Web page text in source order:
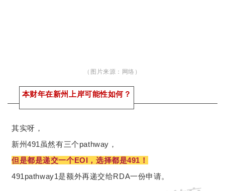
（图片来源：网络 ）
本财年在新州上岸可能性如何？
其实呀，
新州491虽然有三个pathway，
但是都是递交一个EOI，选择都是491！
491pathway1是额外再递交给RDA一份申请。